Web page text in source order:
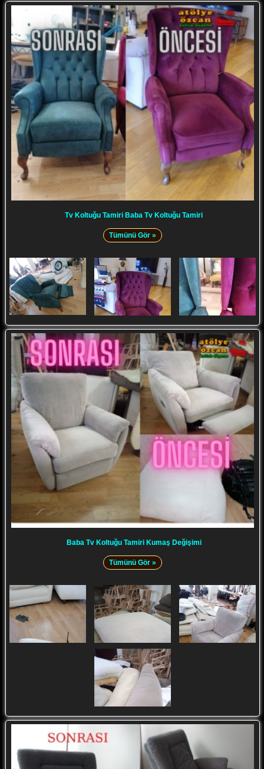
Tv Koltuğu Tamiri Baba Tv Koltuğu Tamiri
Tümünü Gör »
Baba Tv Koltuğu Tamiri Kumaş Değişimi
Tümünü Gör »